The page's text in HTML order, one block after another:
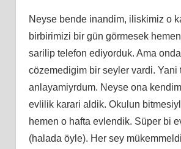
Neyse bende inandim, iliskimiz o
birbirimizi bir gün görmesek
sarilip telefon ediyorduk. Ama
cözemedigim bir seyler vardi. Yani
anlayamiyrdum. Neyse ona
evlilik karari aldik. Okulun
hemen o hafta evlendik. Süper bi
(halada öyle). Her sey